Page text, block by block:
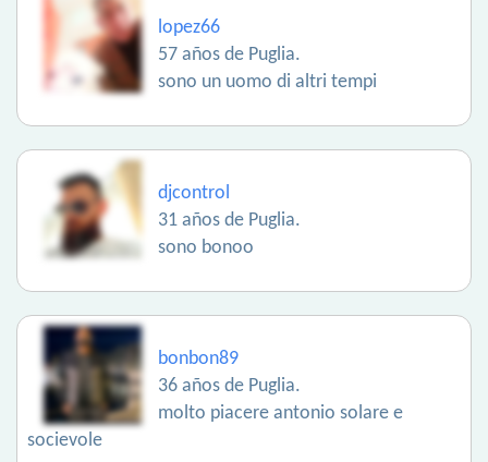
lopez66
57 años de Puglia.
sono un uomo di altri tempi
djcontrol
31 años de Puglia.
sono bonoo
bonbon89
36 años de Puglia.
molto piacere antonio solare e
socievole